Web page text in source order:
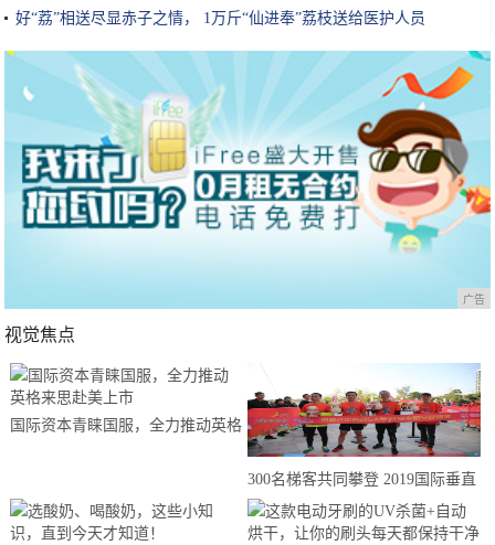
好“荔”相送尽显赤子之情， 1万斤“仙进奉”荔枝送给医护人员
广告
视觉焦点
国际资本青睐国服，全力推动英格
300名梯客共同攀登 2019国际垂直
马拉松超级精英赛顺德海骏达中心
站欢乐开跑